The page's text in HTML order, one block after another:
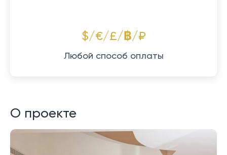
$/€/£/฿/₽
Любой способ оплаты
О проекте